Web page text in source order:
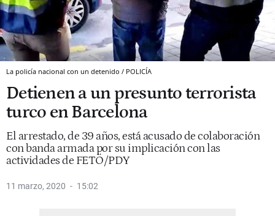
La policía nacional con un detenido / POLICÍA
Detienen a un presunto terrorista
turco en Barcelona
El arrestado, de 39 años, está acusado de colaboración
con banda armada por su implicación con las
actividades de FETÖ/PDY
11 marzo, 2020 15:02